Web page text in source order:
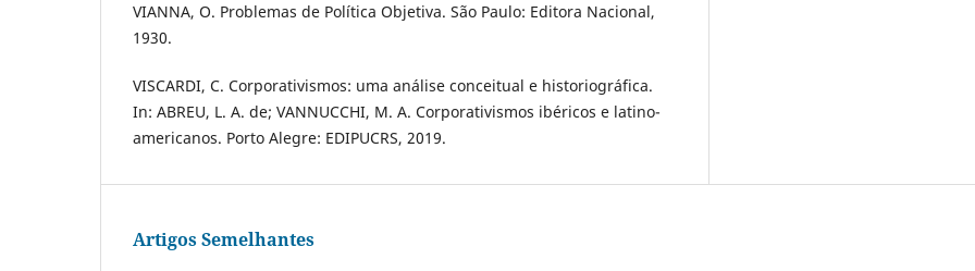
VIANNA, O. Problemas de Política Objetiva. São Paulo: Editora Nacional,
1930.
VISCARDI, C. Corporativismos: uma análise conceitual e historiográfica.
In: ABREU, L. A. de; VANNUCCHI, M. A. Corporativismos ibéricos e latino-
americanos. Porto Alegre: EDIPUCRS, 2019.
Artigos Semelhantes